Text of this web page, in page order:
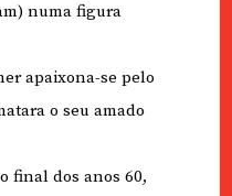
numa figura
apaixona-se pelo
o seu amado
final dos anos 60,